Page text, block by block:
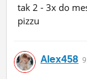
tak 2 - 3x do
pizzu
Alex458 9.